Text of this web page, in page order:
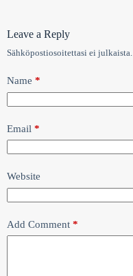
Leave a Reply
Sähköpostiosoitettasi ei julkaista.
Name *
Email *
Website
Add Comment *